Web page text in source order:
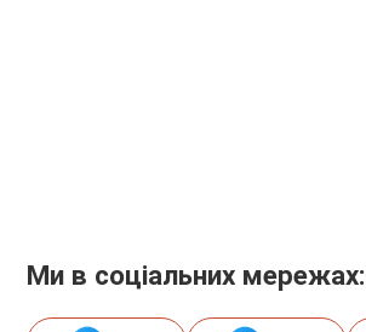
Ми в соціальних мережах: